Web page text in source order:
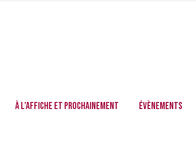
À l’affiche et prochainement Évènements